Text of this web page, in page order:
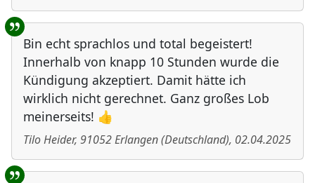
Bin echt sprachlos und total begeistert!
Innerhalb von knapp 10 Stunden wurde die
Kündigung akzeptiert. Damit hätte ich
wirklich nicht gerechnet. Ganz großes Lob
meinerseits! 👍
Tilo Heider, 91052Erlangen(Deutschland), 02.04.2025